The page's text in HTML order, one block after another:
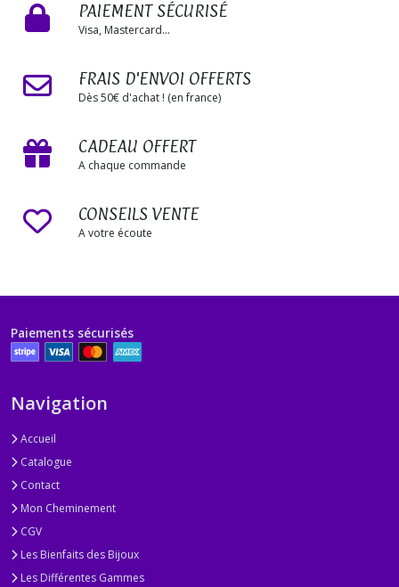
PAIEMENT SÉCURISÉ
Visa, Mastercard...
FRAIS D'ENVOI OFFERTS
Dès 50€ d'achat ! (en france)
CADEAU OFFERT
A chaque commande
CONSEILS VENTE
A votre écoute
Paiements sécurisés
Navigation
Accueil
Catalogue
Contact
Mon Cheminement
CGV
Les Bienfaits des Bijoux
Les Différentes Gammes